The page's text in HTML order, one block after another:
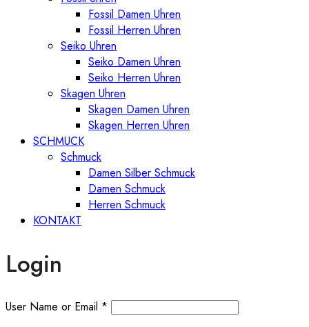
Fossil Damen Uhren
Fossil Herren Uhren
Seiko Uhren
Seiko Damen Uhren
Seiko Herren Uhren
Skagen Uhren
Skagen Damen Uhren
Skagen Herren Uhren
SCHMUCK
Schmuck
Damen Silber Schmuck
Damen Schmuck
Herren Schmuck
KONTAKT
Login
User Name or Email *